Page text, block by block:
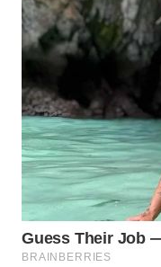
WN
PADANG
WN
SUMEDANG
WN
CIANJUR
WN